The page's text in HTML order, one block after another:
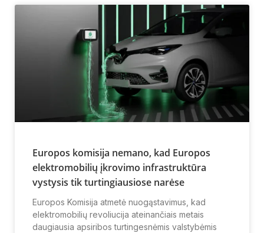
Europos komisija nemano, kad Europos
elektromobilių įkrovimo infrastruktūra
vystysis tik turtingiausiose narėse
Europos Komisija atmetė nuogąstavimus, kad
elektromobilių revoliucija ateinančiais metais
daugiausia apsiribos turtingesnėmis valstybėmis